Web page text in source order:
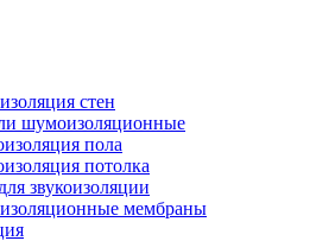
стен
шумоизоляционные
пола
потолка
звукоизоляции
мембраны